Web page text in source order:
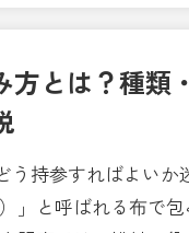
方とは？種類
う持参すればよいか
」と呼ばれる布で